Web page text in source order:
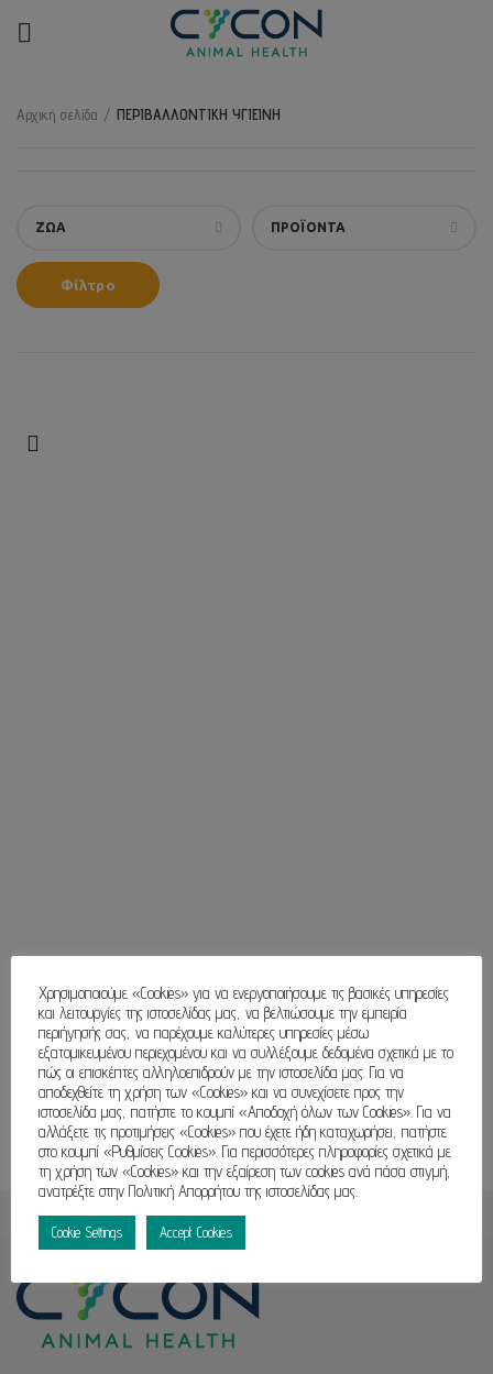
Αρχική σελίδα ΠΕΡΙΒΑΛΛΟΝΤΙΚΗ ΥΓΙΕΙΝΗ
ΖΩΑ ΠΡΟΪΟΝΤΑ
Φίλτρο
Χρησιμοποιούμε «Cookies» για να ενεργοποιήσουμε τις βασικές υπηρεσίες
και λειτουργίες της ιστοσελίδας μας, να βελτιώσουμε την εμπειρία
περιήγησής σας, να παρέχουμε καλύτερες υπηρεσίες μέσω
εξατομικευμένου περιεχομένου και να συλλέξουμε δεδομένα σχετικά με το
πώς οι επισκέπτες αλληλοεπιδρούν με την ιστοσελίδα μας. Για να
αποδεχθείτε τη χρήση των «Cookies» και να συνεχίσετε προς την
ιστοσελίδα μας, πατήστε το κουμπί «Αποδοχή όλων των Cookies». Για να
αλλάξετε τις προτιμήσεις «Cookies» που έχετε ήδη καταχωρήσει, πατήστε
στο κουμπί «Ρυθμίσεις Cookies». Για περισσότερες πληροφορίες σχετικά με
τη χρήση των «Cookies» και την εξαίρεση των cookies ανά πάσα στιγμή,
ανατρέξτε στην Πολιτική Απορρήτου της ιστοσελίδας μας.
Cookie Settings Accept Cookies